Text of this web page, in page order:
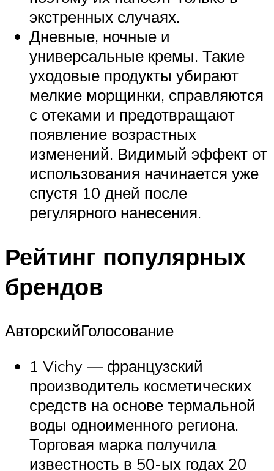
экстренных случаях.
Дневные, ночные и
универсальные кремы. Такие
уходовые продукты убирают
мелкие морщинки, справляются
с отеками и предотвращают
появление возрастных
изменений. Видимый эффект от
использования начинается уже
спустя 10 дней после
регулярного нанесения.
Рейтинг популярных
брендов
АвторскийГолосование
1 Vichy — французский
производитель косметических
средств на основе термальной
воды одноименного региона.
Торговая марка получила
известность в 50-ых годах 20